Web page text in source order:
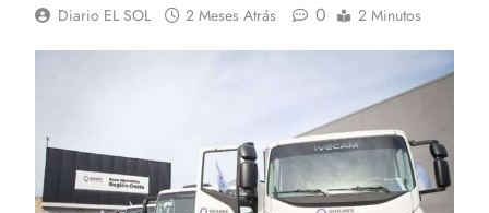
Diario EL SOL 2 Meses Atrás 0 2 Minutos